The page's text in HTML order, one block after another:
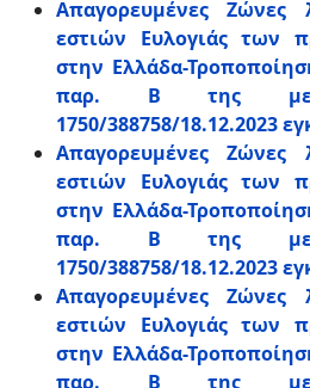
Απαγορευμένες Ζώνες
εστιών Ευλογιάς των
στην Ελλάδα-
παρ. Β της με
1750/388758/18.12.2023
Απαγορευμένες Ζώνες
εστιών Ευλογιάς των
στην Ελλάδα-
παρ. Β της με
1750/388758/18.12.2023
Απαγορευμένες Ζώνες
εστιών Ευλογιάς των
στην Ελλάδα-
παρ. Β της με